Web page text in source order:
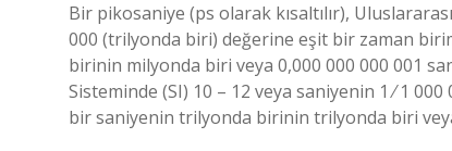
Bir pikosaniye (ps olarak kısaltılır),
000 (trilyonda biri) değerine eşit bir zaman
birinin milyonda biri veya 0,000 000 000 001
Sisteminde (SI) 10 – 12 veya saniyenin 1 ⁄ 1
bir saniyenin trilyonda birinin trilyonda biri